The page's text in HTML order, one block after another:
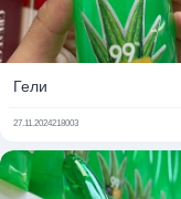
Гели
27.11.2024218003